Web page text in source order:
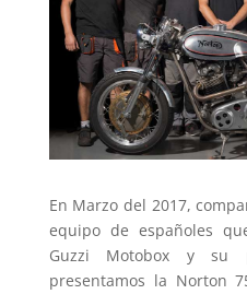
En Marzo del 2017,
equipo de españoles
Guzzi Motobox y su
presentamos la Norton